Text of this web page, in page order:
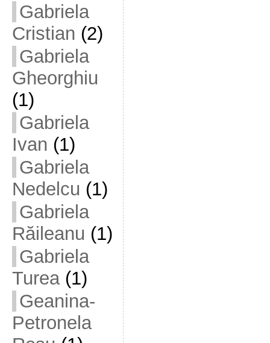
Gabriela
Cristian (2)
Gabriela
Gheorghiu
(1)
Gabriela
Ivan (1)
Gabriela
Nedelcu (1)
Gabriela
Răileanu (1)
Gabriela
Turea(1)
Geanina-
Petronela